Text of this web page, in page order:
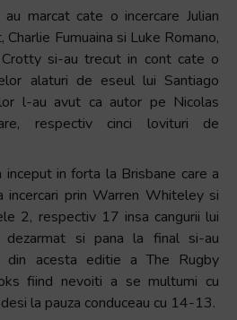
marcat cate o incercare Julian
Fumuaina si Luke Romano,
si-au trecut in cont cate o
alaturi de eseul lui Santiago
l-au avut ca autor pe Nicolas
respectiv cinci lovituri de
in forta la Brisbane care a
incercari prin Warren Whiteley si
2, respectiv 17 insa cangurii lui
dezarmat si pana la final si-au
din acesta editie a The Rugby
fiind nevoiti a se multumi cu
la pauza conduceau cu 14-13.